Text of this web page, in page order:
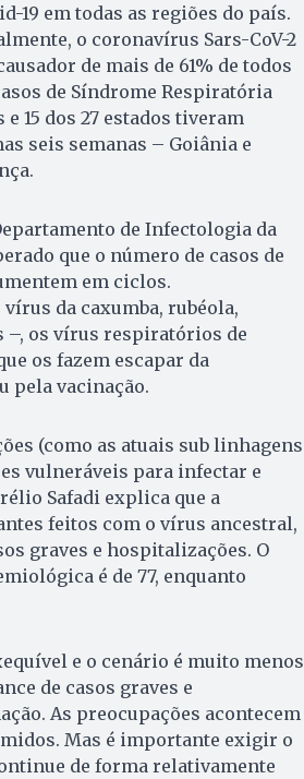
19 em todas as regiões do país.
o coronavírus Sars-CoV-2
de mais de 61% de todos
de Síndrome Respiratória
e 15 dos 27 estados tiveram
seis semanas – Goiânia e
de Infectologia da
que o número de casos de
em ciclos.
da caxumba, rubéola,
–, os vírus respiratórios de
os fazem escapar da
pela vacinação.
(como as atuais sub linhagens
vulneráveis para infectar e
Safadi explica que a
feitos com o vírus ancestral,
graves e hospitalizações. O
é de 77, enquanto
e o cenário é muito menos
de casos graves e
As preocupações acontecem
Mas é importante exigir o
de forma relativamente